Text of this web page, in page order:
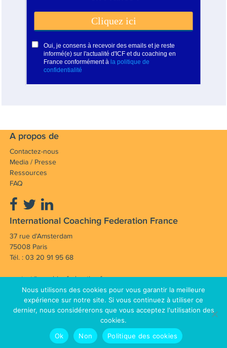
A propos de
Contactez-nous
Media / Presse
Ressources
FAQ
International Coaching Federation France
37 rue d'Amsterdam
75008 Paris
Tél. : 03 20 91 95 68
contact@coachingfederation.fr
Notre mission : Faire avancer et rayonner la
profession de coach en France et dans le monde.
© Copyright 2012 - 2026 International
Coaching Federation
Mentions légales
Plan du site
Nous utilisons des cookies pour vous garantir la meilleure
expérience sur notre site. Si vous continuez à utiliser ce
dernier, nous considérerons que vous acceptez l'utilisation des
cookies.
Ok
Non Politique des cookies